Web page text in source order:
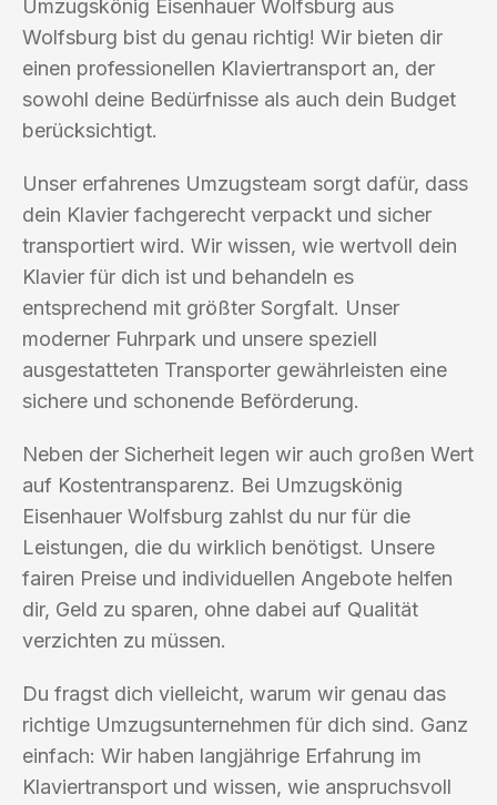
Umzugskönig Eisenhauer Wolfsburg aus
Wolfsburg bist du genau richtig! Wir bieten dir
einen professionellen Klaviertransport an, der
sowohl deine Bedürfnisse als auch dein Budget
berücksichtigt.
Unser erfahrenes Umzugsteam sorgt dafür, dass
dein Klavier fachgerecht verpackt und sicher
transportiert wird. Wir wissen, wie wertvoll dein
Klavier für dich ist und behandeln es
entsprechend mit größter Sorgfalt. Unser
moderner Fuhrpark und unsere speziell
ausgestatteten Transporter gewährleisten eine
sichere und schonende Beförderung.
Neben der Sicherheit legen wir auch großen Wert
auf Kostentransparenz. Bei Umzugskönig
Eisenhauer Wolfsburg zahlst du nur für die
Leistungen, die du wirklich benötigst. Unsere
fairen Preise und individuellen Angebote helfen
dir, Geld zu sparen, ohne dabei auf Qualität
verzichten zu müssen.
Du fragst dich vielleicht, warum wir genau das
richtige Umzugsunternehmen für dich sind. Ganz
einfach: Wir haben langjährige Erfahrung im
Klaviertransport und wissen, wie anspruchsvoll